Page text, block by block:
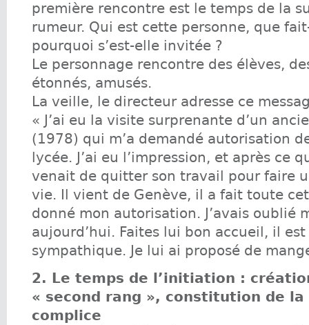
première rencontre est le temps de la
rumeur. Qui est cette personne, que
pourquoi s’est-elle invitée ?
Le personnage rencontre des élèves,
étonnés, amusés.
La veille, le directeur adresse ce
« J’ai eu la visite surprenante d’un
(1978) qui m’a demandé autorisation
lycée. J’ai eu l’impression, et après ce
venait de quitter son travail pour faire
vie. Il vient de Genève, il a fait toute
donné mon autorisation. J’avais oublié
aujourd’hui. Faites lui bon accueil, il
sympathique. Je lui ai proposé de
2. Le temps de l’initiation :
« second rang », constitution de la
complice